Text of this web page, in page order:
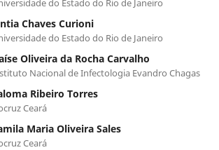
do Estado do Rio de Janeiro
Chaves Curioni
do Estado do Rio de Janeiro
Oliveira da Rocha Carvalho
Nacional de Infectologia Evandro Chagas
Ribeiro Torres
Ceará
Maria Oliveira Sales
Ceará